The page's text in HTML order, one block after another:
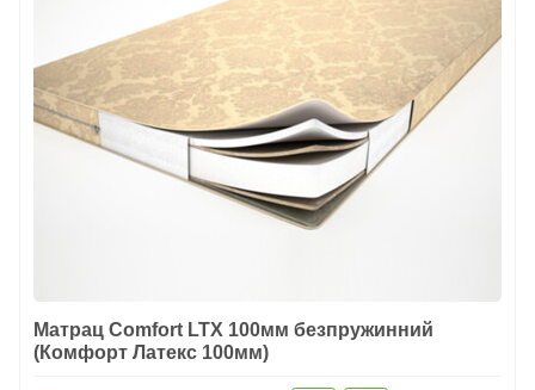
Матрац Comfort LTX 100мм безпружинний
(Комфорт Латекс 100мм)